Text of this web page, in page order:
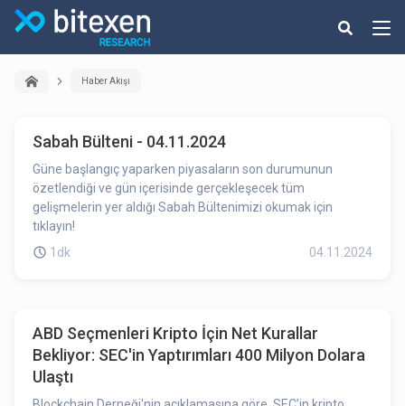
Haber Akışı
Sabah Bülteni - 04.11.2024
Güne başlangıç yaparken piyasaların son durumunun
özetlendiği ve gün içerisinde gerçekleşecek tüm
gelişmelerin yer aldığı Sabah Bültenimizi okumak için
tıklayın!
1dk
04.11.2024
ABD Seçmenleri Kripto İçin Net Kurallar
Bekliyor: SEC'in Yaptırımları 400 Milyon Dolara
Ulaştı